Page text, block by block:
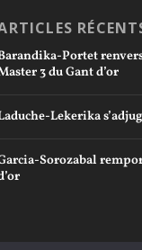
Portet
3 du Gant d’or
Lekerika
Sorozabal